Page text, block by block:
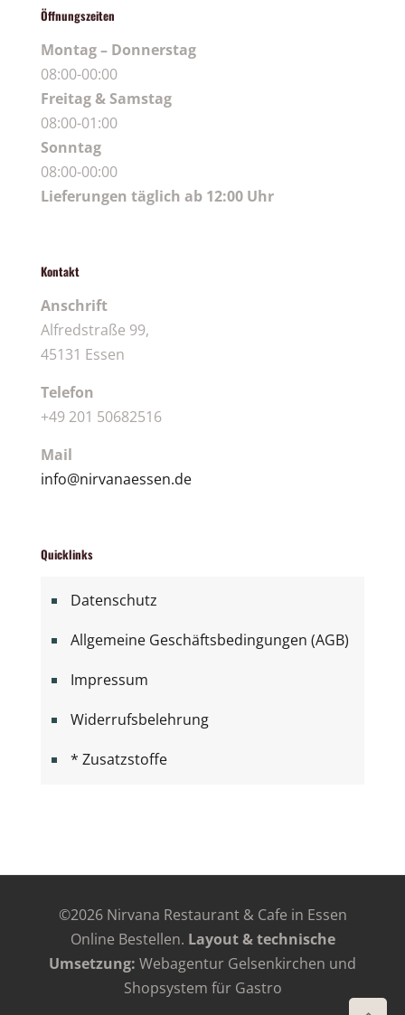
Öffnungszeiten
Montag – Donnerstag
08:00-00:00
Freitag & Samstag
08:00-01:00
Sonntag
08:00-00:00
Lieferungen täglich ab 12:00 Uhr
Kontakt
Anschrift
Alfredstraße 99,
45131 Essen
Telefon
+49 201 50682516
Mail
info@nirvanaessen.de
Quicklinks
Datenschutz
Allgemeine Geschäftsbedingungen (AGB)
Impressum
Widerrufsbelehrung
* Zusatzstoffe
©2026 Nirvana Restaurant & Cafe in Essen
Online Bestellen. Layout & technische
Umsetzung: Webagentur Gelsenkirchen und
Shopsystem für Gastro